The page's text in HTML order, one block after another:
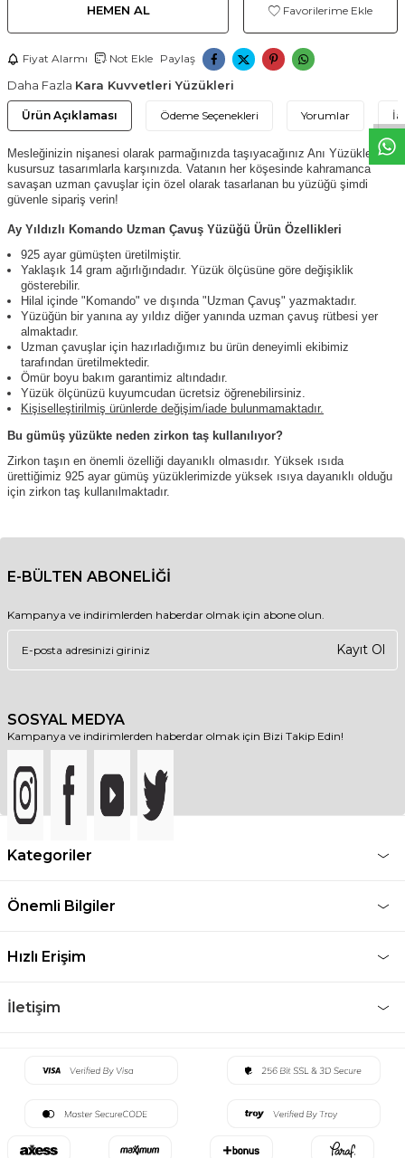
WhtsappDeseHatt
HEMEN AL Favorilerime Ekle
Fiyat Alarmı Not Ekle Paylaş
Daha Fazla Kara Kuvvetleri Yüzükleri
Ürün Açıklaması Ödeme Seçenekleri Yorumlar
Mesleğinizin nişanesi olarak parmağınızda taşıyacağınız Anı Yüzükleri
kusursuz tasarımlarla karşınızda. Vatanın her köşesinde kahramanca
savaşan uzman çavuşlar için özel olarak tasarlanan bu yüzüğü şimdi
güvenle sipariş verin!
Ay Yıldızlı Komando Uzman Çavuş Yüzüğü Ürün Özellikleri
925 ayar gümüşten üretilmiştir.
Yaklaşık 14 gram ağırlığındadır. Yüzük ölçüsüne göre değişiklik
gösterebilir.
Hilal içinde "Komando" ve dışında "Uzman Çavuş" yazmaktadır.
Yüzüğün bir yanına ay yıldız diğer yanında uzman çavuş rütbesi yer
almaktadır.
Uzman çavuşlar için hazırladığımız bu ürün deneyimli ekibimiz
tarafından üretilmektedir.
Ömür boyu bakım garantimiz altındadır.
Yüzük ölçünüzü kuyumcudan ücretsiz öğrenebilirsiniz.
Kişiselleştirilmiş ürünlerde değişim/iade bulunmamaktadır.
Bu gümüş yüzükte neden zirkon taş kullanılıyor?
Zirkon taşın en önemli özelliği dayanıklı olmasıdır. Yüksek ısıda
ürettiğimiz 925 ayar gümüş yüzüklerimizde yüksek ısıya dayanıklı olduğu
için zirkon taş kullanılmaktadır.
E-BÜLTEN ABONELİĞİ
Kampanya ve indirimlerden haberdar olmak için abone olun.
Kayıt Ol
SOSYAL MEDYA
Kampanya ve indirimlerden haberdar olmak için Bizi Takip Edin!
Kategoriler
Önemli Bilgiler
Hızlı Erişim
İletişim